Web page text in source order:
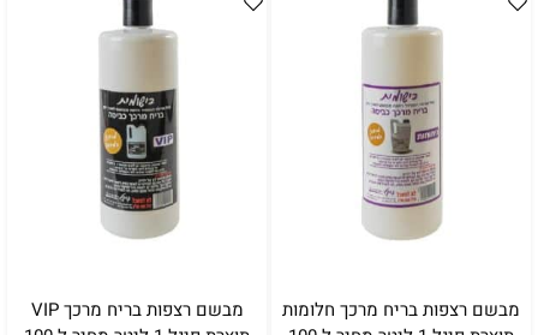
מבשם רצפות בריח מרכך חלומות
מבשם רצפות בריח מרכך VIP